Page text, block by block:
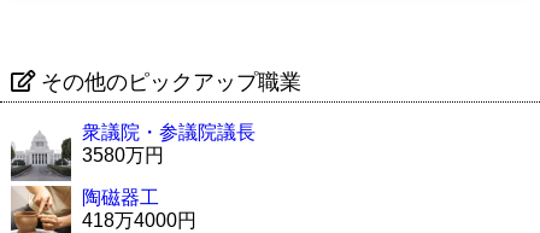
その他のピックアップ職業
衆議院・参議院議長
3580万円
陶磁器工
418万4000円